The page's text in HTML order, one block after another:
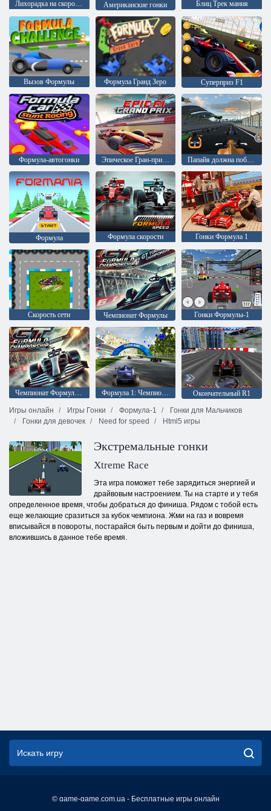
Лихорадка на скорость Американские гонки Блиц Трек мания
Вызов Формулы Формула Гранд Зеро Суперприз F1
Формула-автогонки Эпическое Гран-при F1 Папайя должна победить
Формула Формула скорости Гонки Формула 1
Скорость сети Чемпионат Формулы Гонки Формулы-1
Чемпионат Формулы GT Формула 1: Чемпионат
Окончательный R1
Игры онлайн
Игры Гонки Формула-1
Гонки для Мальчиков
Гонки для девочек
Need for speed Html5 игры
Экстремальные гонки
Xtreme Race
Эта игра поможет тебе зарядиться энергией и
драйвовым настроением. Ты на старте и у тебя
определенное время, чтобы добраться до финиша. Рядом с тобой есть
еще желающие сразиться за кубок чемпиона. Жми на газ и вовремя
вписывайся в повороты, постарайся быть первым и дойти до финиша,
вложившись в данное тебе время.
© game-game.com.ua - Бесплатные игры онлайн